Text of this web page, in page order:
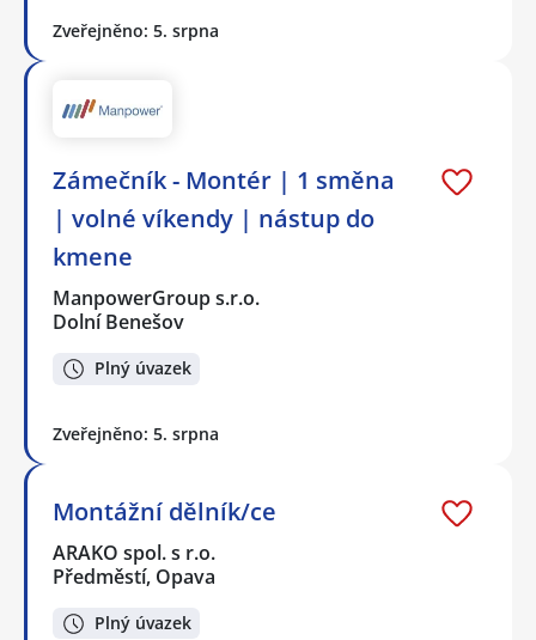
Zveřejněno: 5. srpna
Zámečník - Montér | 1 směna
| volné víkendy | nástup do
kmene
ManpowerGroup s.r.o.
Dolní Benešov
Plný úvazek
Zveřejněno: 5. srpna
Montážní dělník/ce
ARAKO spol. s r.o.
Předměstí, Opava
Plný úvazek